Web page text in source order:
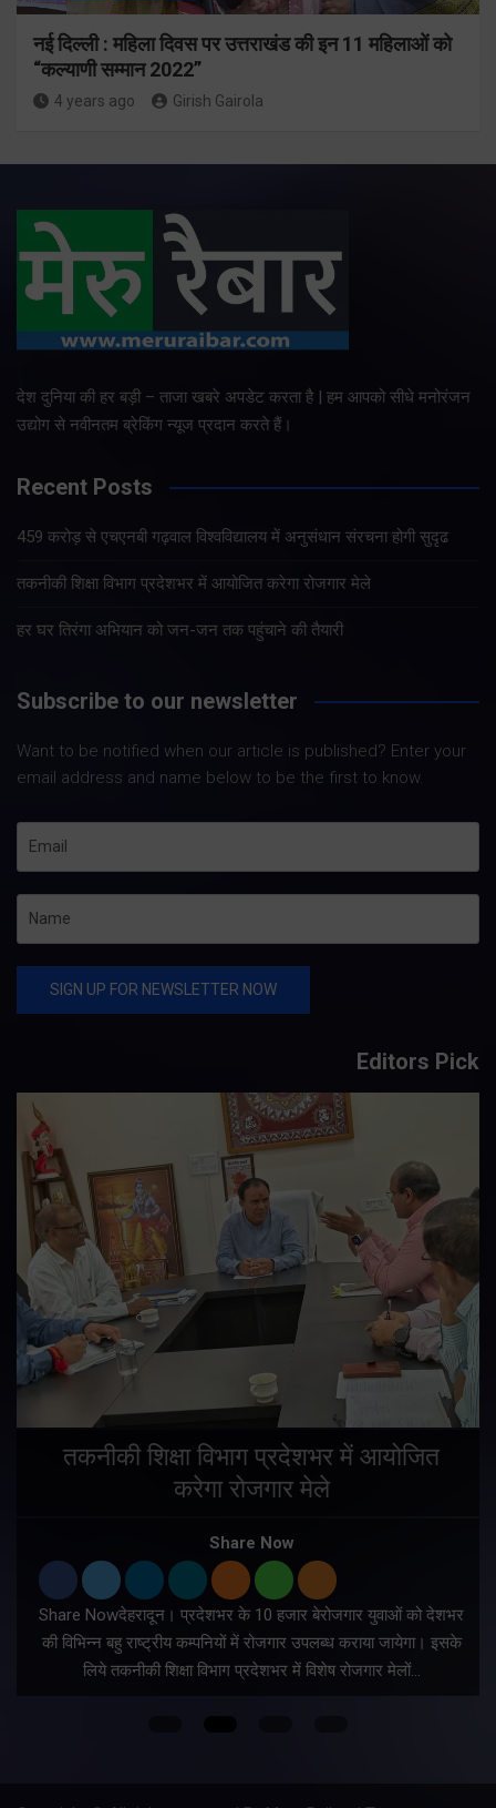
नई दिल्ली : महिला दिवस पर उत्तराखंड की इन 11 महिलाओं को
“कल्याणी सम्मान 2022”
4 years ago Girish Gairola
देश दुनिया की हर बड़ी – ताजा खबरे अपडेट करता है | हम आपको सीधे मनोरंजन
उद्योग से नवीनतम ब्रेकिंग न्यूज प्रदान करते हैं।
Recent Posts
459 करोड़ से एचएनबी गढ़वाल विश्वविद्यालय में अनुसंधान संरचना होगी सुदृढ
तकनीकी शिक्षा विभाग प्रदेशभर में आयोजित करेगा रोजगार मेले
हर घर तिरंगा अभियान को जन-जन तक पहुंचाने की तैयारी
Subscribe to our newsletter
Want to be notified when our article is published? Enter your
email address and name below to be the first to know.
Editors Pick
तकनीकी शिक्षा विभाग प्रदेशभर में आयोजित
करेगा रोजगार मेले
Share Now
Share Nowदेहरादून। प्रदेशभर के 10 हजार बेरोजगार युवाओं को देशभर
की विभिन्न बहु राष्ट्रीय कम्पनियों में रोजगार उपलब्ध कराया जायेगा। इसके
लिये तकनीकी शिक्षा विभाग प्रदेशभर में विशेष रोजगार मेलों…